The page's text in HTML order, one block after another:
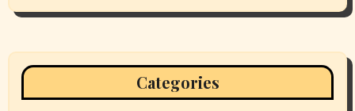
Categories